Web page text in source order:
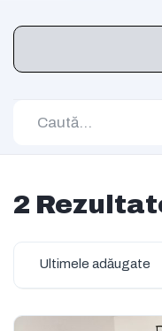
2
Ultimele adăugate